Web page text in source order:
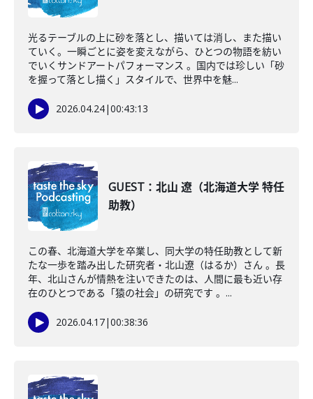
光るテーブルの上に砂を落とし、描いては消し、また描い
ていく。一瞬ごとに姿を変えながら、ひとつの物語を紡い
でいくサンドアートパフォーマンス 。国内では珍しい「砂
を握って落とし描く」スタイルで、世界中を魅...
2026.04.24|00:43:13
GUEST：北山 遼（北海道大学 特任
助教）
この春、北海道大学を卒業し、同大学の特任助教として新
たな一歩を踏み出した研究者・北山遼（はるか）さん 。長
年、北山さんが情熱を注いできたのは、人間に最も近い存
在のひとつである「猿の社会」の研究です 。...
2026.04.17|00:38:36